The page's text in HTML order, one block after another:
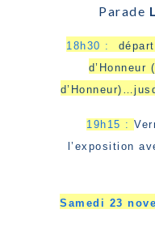
Parade
18h30 :
d’Honneur
19h15 :
l’exposition
Samedi 23